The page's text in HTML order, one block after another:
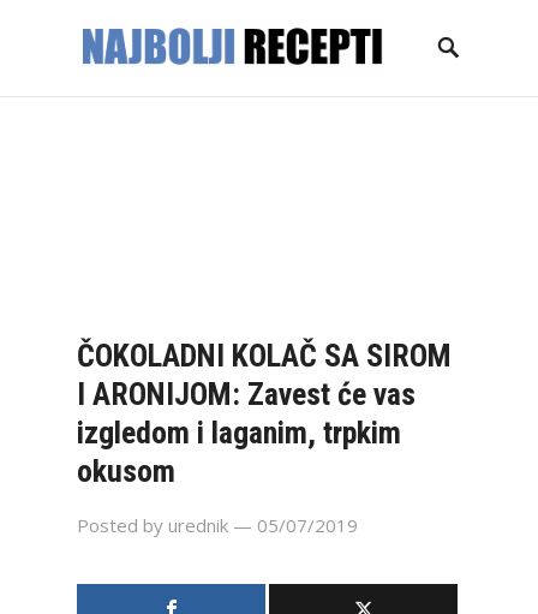
ČOKOLADNI KOLAČ SA SIROM
I ARONIJOM: Zavest će vas
izgledom i laganim, trpkim
okusom
Posted by urednik — 05/07/2019